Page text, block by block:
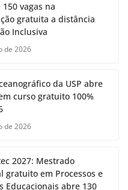
vagas na
gratuita a distância
Inclusiva
de 2026
da USP abre
curso gratuito 100%
de 2026
2027: Mestrado
gratuito em Processos e
Educacionais abre 130